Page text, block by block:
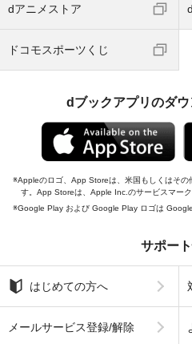
dアニメストア
ドコモスポーツくじ
dブックアプリのダ
Appleのロゴ、App Storeは、米国もしくはそ
す。App Storeは、Apple Inc.のサービスマーク
Google Play および Google Play ロゴは Google
サポー
はじめての方へ
メールサービス登録/解除